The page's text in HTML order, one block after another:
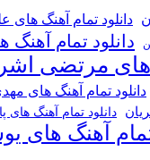
دانلود تمام آهنگ
دانلود تمام آهنگ
های مرتضی
دانلود تمام آهنگ های
دانلود تمام آهنگ های
تمام آهنگ های